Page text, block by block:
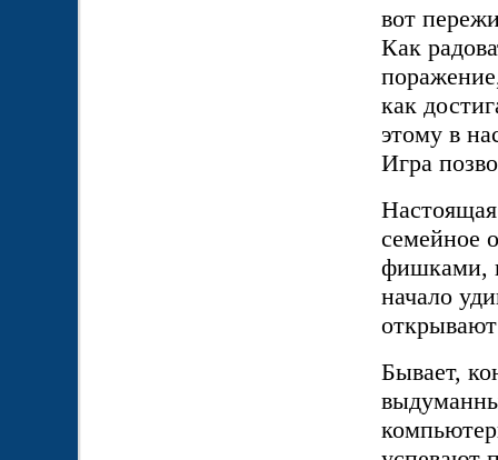
вот
Как
как
этому в
Игра
семейное
фишками,
начало
Бывает,